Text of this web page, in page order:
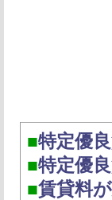
■特定優
■特定優
■賃貸料